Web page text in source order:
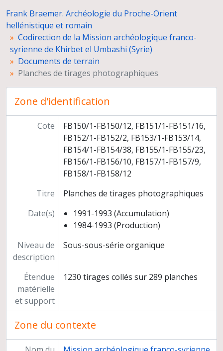
Ville Sud
Ville Ouest
Système hydraulique
Wadi
Autres vues
Autres tirages photographiques
Inventaires de documents
Dossiers d'étude
Publication de fouilles
Administration des fouilles
Codirection de la mission archéologique franco-britano-syrienne de Al Namara (Syrie)
Direction d'une fouille-test (sondage profond) du rempart de Bosra
Programmes de recherche
Publications et conférences
Frank Braemer. Archéologie du Proche-Orient
hellénistique et romain
Codirection de la Mission archéologique franco-
syrienne de Khirbet el Umbashi (Syrie)
Documents de terrain
Planches de tirages photographiques
Zone d'identification
Cote
FB150/1-FB150/12, FB151/1-FB151/16,
FB152/1-FB152/2, FB153/1-FB153/14,
FB154/1-FB154/38, FB155/1-FB155/23,
FB156/1-FB156/10, FB157/1-FB157/9,
FB158/1-FB158/12
Titre
Planches de tirages photographiques
Date(s)
1991-1993 (Accumulation)
1984-1993 (Production)
Niveau de
description
Sous-sous-série organique
Étendue
matérielle
et support
1230 tirages collés sur 289 planches
Zone du contexte